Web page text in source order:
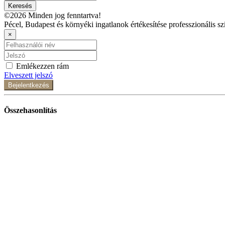
Keresés
©2026 Minden jog fenntartva!
Pécel, Budapest és környéki ingatlanok értékesítése professzionális
×
Emlékezzen rám
Elveszett jelszó
Bejelentkezés
Összehasonlítás